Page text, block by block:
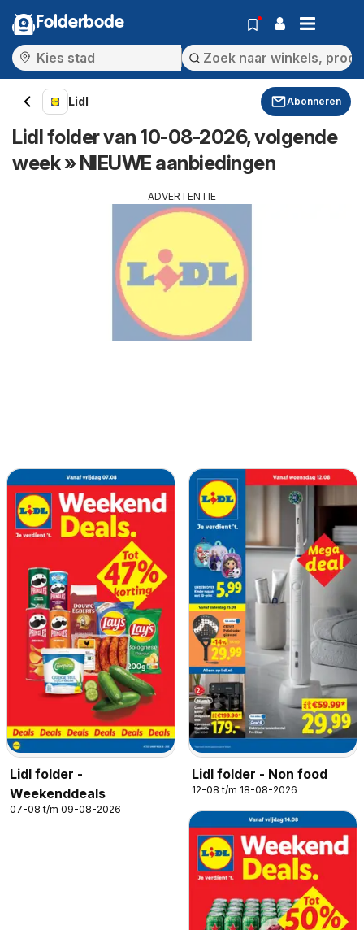
Folderbode
Lidl Abonneren
Lidl folder van 10-08-2026, volgende
week » NIEUWE aanbiedingen
ADVERTENTIE
Lidl folder -
Weekenddeals
07-08 t/m 09-08-2026
Lidl folder - Non food
12-08 t/m 18-08-2026